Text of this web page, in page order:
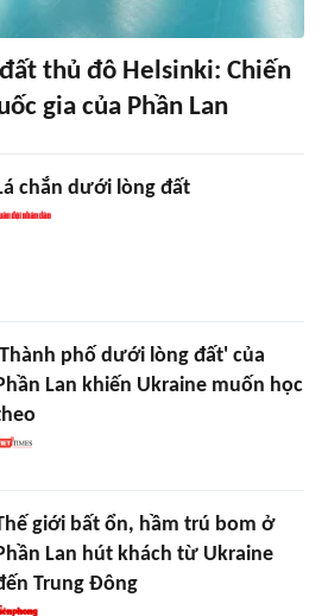
thủ đô Helsinki: Chiến
gia của Phần Lan
chắn dưới lòng đất
phố dưới lòng đất' của
Lan khiến Ukraine muốn học
giới bất ổn, hầm trú bom ở
Lan hút khách từ Ukraine
Trung Đông